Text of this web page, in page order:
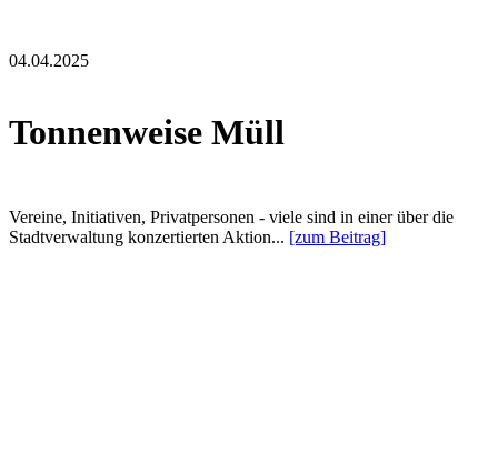
04.04.2025
Tonnenweise Müll
Vereine, Initiativen, Privatpersonen - viele sind in einer über die
Stadtverwaltung konzertierten Aktion... [zum Beitrag]